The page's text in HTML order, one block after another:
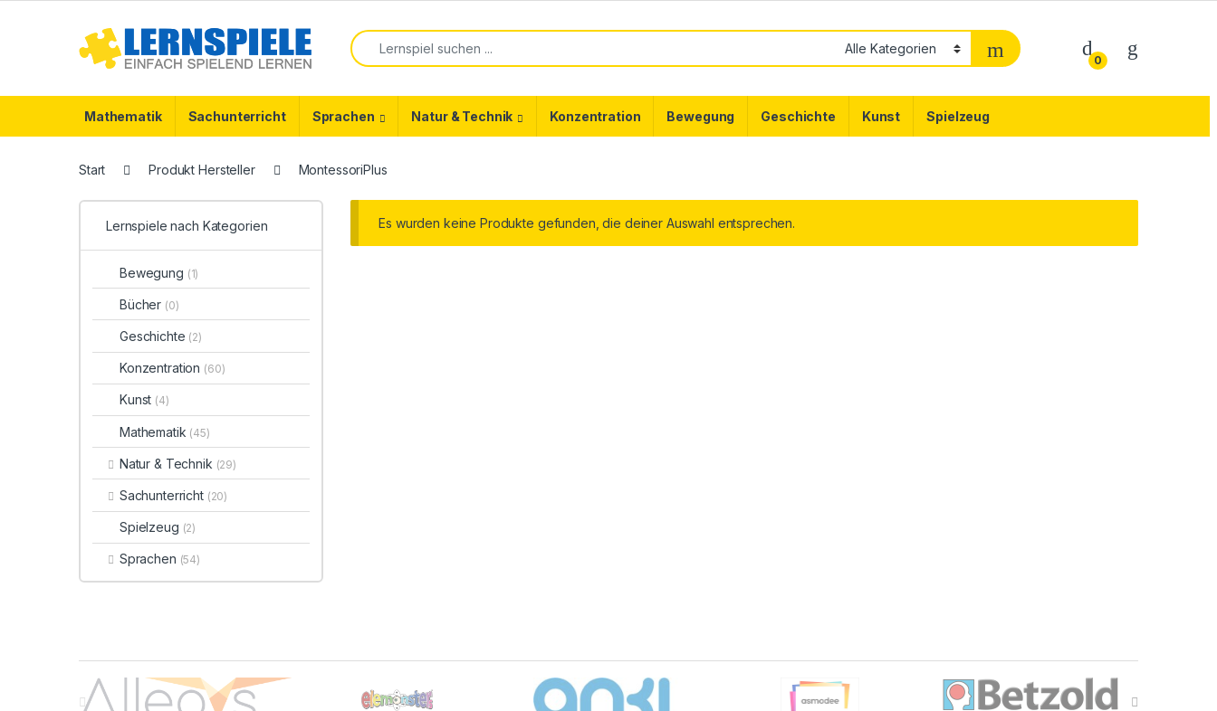
Search for:
0
Mathematik Sachunterricht Sprachen Natur & Technik Konzentration Bewegung Geschichte Kunst Spielzeug
Start Produkt Hersteller MontessoriPlus
Es wurden keine Produkte gefunden, die deiner Auswahl entsprechen.
Lernspiele nach Kategorien
Bewegung (1)
Bücher (0)
Geschichte (2)
Konzentration (60)
Kunst (4)
Mathematik (45)
Natur & Technik (29)
Sachunterricht (20)
Spielzeug (2)
Sprachen (54)
Brands Carousel